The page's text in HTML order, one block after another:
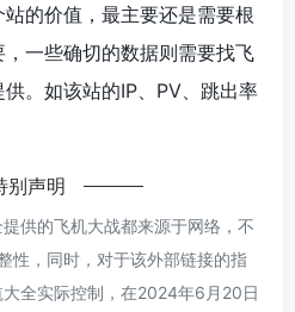
的价值，最主要还是需要根
一些确切的数据则需要找飞
。如该站的IP、PV、跳出率
别声明
供的飞机大战都来源于网络，不
性，同时，对于该外部链接的指
全实际控制，在2024年6月20日